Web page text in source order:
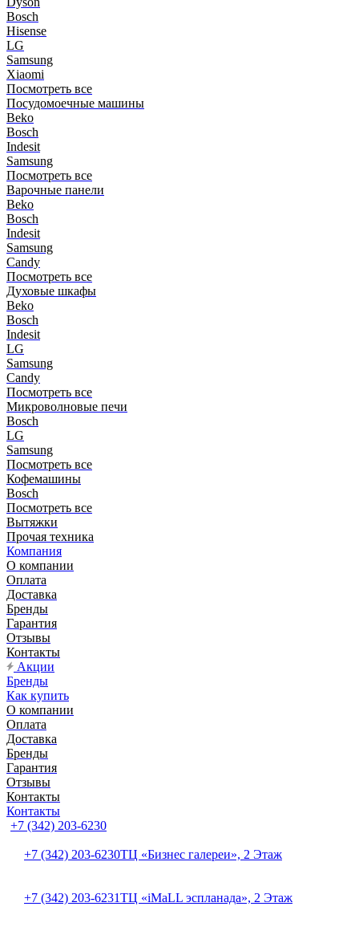
Bosch
Hisense
LG
Samsung
Xiaomi
Посмотреть все
Посудомоечные машины
Beko
Bosch
Indesit
Samsung
Посмотреть все
Варочные панели
Beko
Bosch
Indesit
Samsung
Candy
Посмотреть все
Духовые шкафы
Beko
Bosch
Indesit
LG
Samsung
Candy
Посмотреть все
Микроволновые печи
Bosch
LG
Samsung
Посмотреть все
Кофемашины
Bosch
Посмотреть все
Вытяжки
Прочая техника
Компания
О компании
Оплата
Доставка
Бренды
Гарантия
Отзывы
Контакты
Акции
Бренды
Как купить
О компании
Оплата
Доставка
Бренды
Гарантия
Отзывы
Контакты
Контакты
+7 (342) 203-6230
+7 (342) 203-6230ТЦ «Бизнес галереи», 2 Этаж
+7 (342) 203-6231ТЦ «iMaLL эспланада», 2 Этаж